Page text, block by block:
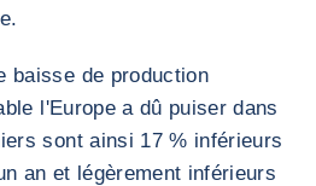
baisse de production
l'Europe a dû puiser dans
sont ainsi 17 % inférieurs
an et légèrement inférieurs